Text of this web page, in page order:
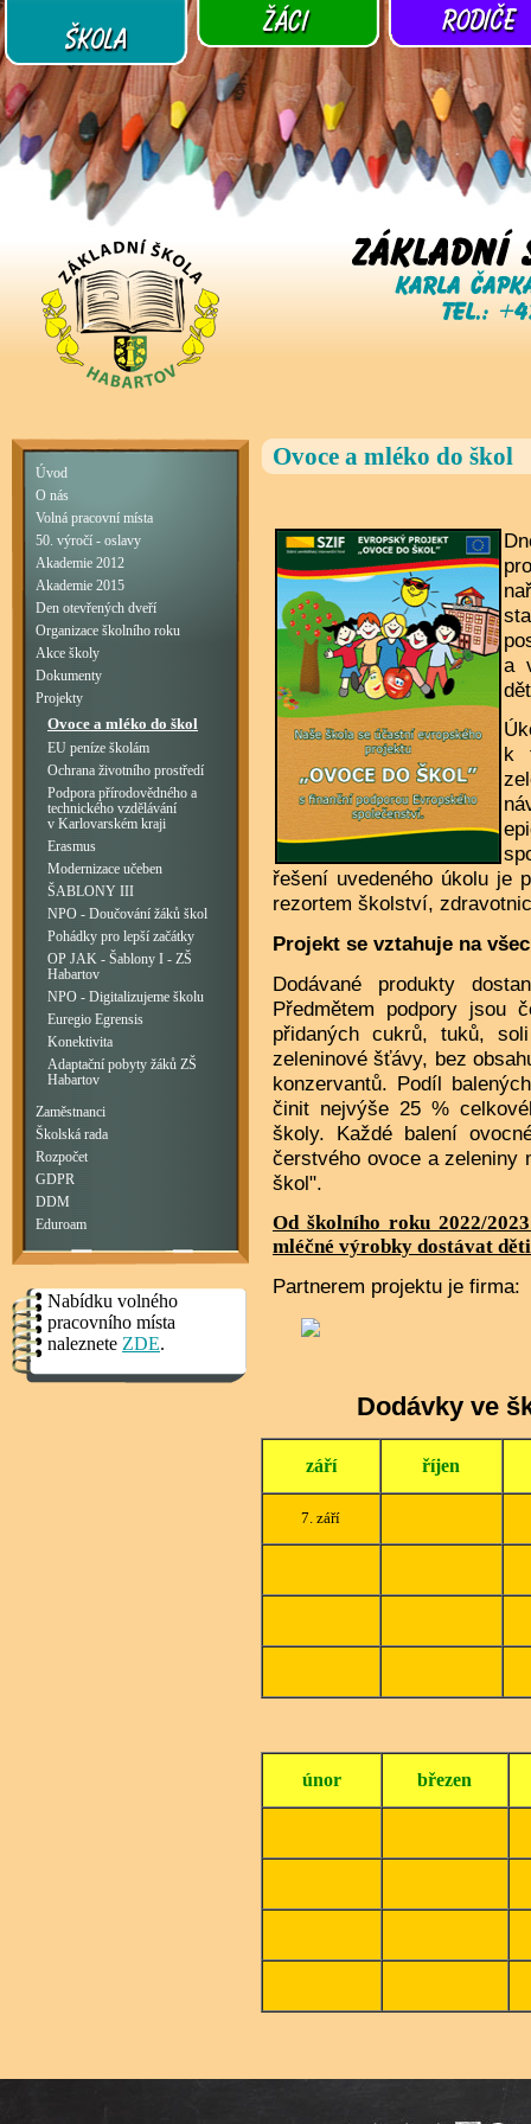
Úvod
O nás
Volná pracovní místa
50. výročí - oslavy
Akademie 2012
Akademie 2015
Den otevřených dveří
Organizace školního roku
Akce školy
Dokumenty
Projekty
Ovoce a mléko do škol
EU peníze školám
Ochrana životního prostředí
Podpora přírodovědného a
technického vzdělávání
v Karlovarském kraji
Erasmus
Modernizace učeben
ŠABLONY III
NPO - Doučování žáků škol
Pohádky pro lepší začátky
OP JAK - Šablony I - ZŠ
Habartov
NPO - Digitalizujeme školu
Euregio Egrensis
Konektivita
Adaptační pobyty žáků ZŠ
Habartov
Zaměstnanci
Školská rada
Rozpočet
GDPR
DDM
Eduroam
Nabídku volného
pracovního místa
naleznete ZDE.
Ovoce a mléko do škol
a
k
řešení uvedeného úkolu je
rezortem školství,
Projekt se vztahuje na
Dodávané produkty
Předmětem podpory jsou
přidaných cukrů, tuků,
zeleninové šťávy, bez
konzervantů. Podíl
činit nejvýše 25 %
školy. Každé balení
čerstvého ovoce a zeleniny
škol".
Od školního roku 2022/
mléčné výrobky dostávat
Partnerem projektu je firma:
Dodávky ve
září říjen
7. září
únor březen